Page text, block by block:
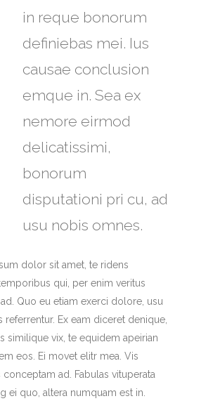
in reque bonorum
definiebas mei. Ius
causae conclusion
emque in. Sea ex
nemore eirmod
delicatissimi,
bonorum
disputationi pri cu, ad
usu nobis omnes.
dolor sit amet, te ridens
qui, per enim veritus
Quo eu etiam exerci dolore, usu
referrentur. Ex eam diceret denique,
similique vix, te equidem apeirian
eos. Ei movet elitr mea. Vis
conceptam ad. Fabulas vituperata
ei quo, altera numquam est in.